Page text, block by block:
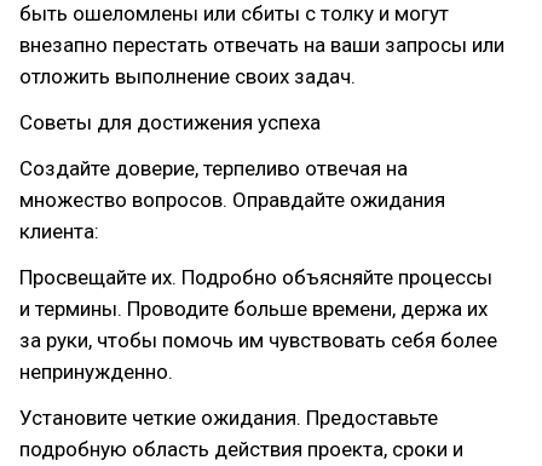
быть ошеломлены или сбиты с толку и могут
внезапно перестать отвечать на ваши запросы или
отложить выполнение своих задач.
Советы для достижения успеха
Создайте доверие, терпеливо отвечая на
множество вопросов. Оправдайте ожидания
клиента:
Просвещайте их. Подробно объясняйте процессы
и термины. Проводите больше времени, держа их
за руки, чтобы помочь им чувствовать себя более
непринужденно.
Установите четкие ожидания. Предоставьте
подробную область действия проекта, сроки и